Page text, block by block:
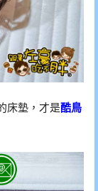
床墊，才是酷鳥